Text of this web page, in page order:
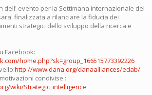
dell' evento per la Settimana internazionale del
finalizzata a rilanciare la fiducia dei
strategici dello sviluppo della ricerca e
Facebook:
home.php?sk=group_166515773392226
http://www.dana.org/danaalliances/edab/
condivise :
wiki/Strategic_intelligence